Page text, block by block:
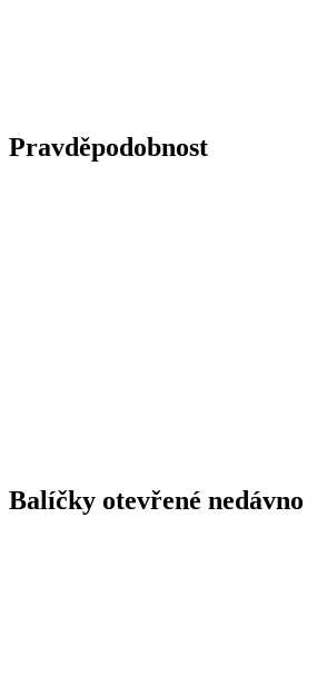
Pravděpodobnost
Balíčky otevřené nedávno